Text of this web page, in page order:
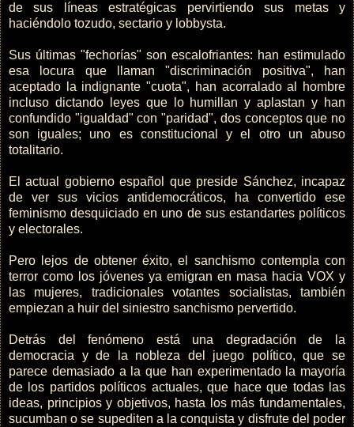
de sus líneas estratégicas pervirtiendo sus metas y
haciéndolo tozudo, sectario y lobbysta.
Sus últimas "fechorías" son escalofriantes: han estimulado
esa locura que llaman "discriminación positiva", han
aceptado la indignante "cuota", han acorralado al hombre
incluso dictando leyes que lo humillan y aplastan y han
confundido "igualdad" con "paridad", dos conceptos que no
son iguales; uno es constitucional y el otro un abuso
totalitario.
El actual gobierno español que preside Sánchez, incapaz
de ver sus vicios antidemocráticos, ha convertido ese
feminismo desquiciado en uno de sus estandartes políticos
y electorales.
Pero lejos de obtener éxito, el sanchismo contempla con
terror como los jóvenes ya emigran en masa hacia VOX y
las mujeres, tradicionales votantes socialistas, también
empiezan a huir del siniestro sanchismo pervertido.
Detrás del fenómeno está una degradación de la
democracia y de la nobleza del juego político, que se
parece demasiado a la que han experimentado la mayoría
de los partidos políticos actuales, que hace que todas las
ideas, principios y objetivos, hasta los más fundamentales,
sucumban o se supediten a la conquista y disfrute del poder